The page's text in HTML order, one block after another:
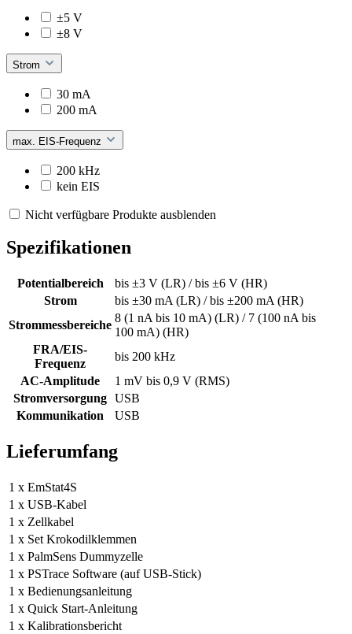
±5 V
±8 V
Strom
30 mA
200 mA
max. EIS-Frequenz
200 kHz
kein EIS
Nicht verfügbare Produkte ausblenden
Spezifikationen
Potentialbereich
bis ±3 V (LR) / bis ±6 V (HR)
Strom
bis ±30 mA (LR) / bis ±200 mA (HR)
Strommessbereiche
8 (1 nA bis 10 mA) (LR) / 7 (100 nA bis
100 mA) (HR)
FRA/EIS-
Frequenz
bis 200 kHz
AC-Amplitude
1 mV bis 0,9 V (RMS)
Stromversorgung USB
Kommunikation
USB
Lieferumfang
1 x EmStat4S
1 x USB-Kabel
1 x Zellkabel
1 x Set Krokodilklemmen
1 x PalmSens Dummyzelle
1 x PSTrace Software (auf USB-Stick)
1 x Bedienungsanleitung
1 x Quick Start-Anleitung
1 x Kalibrationsbericht